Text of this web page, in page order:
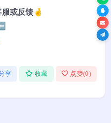
或反馈🤞
享 收藏 点赞(0)